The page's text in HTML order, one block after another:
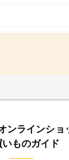
ンラインショ
ものガイド